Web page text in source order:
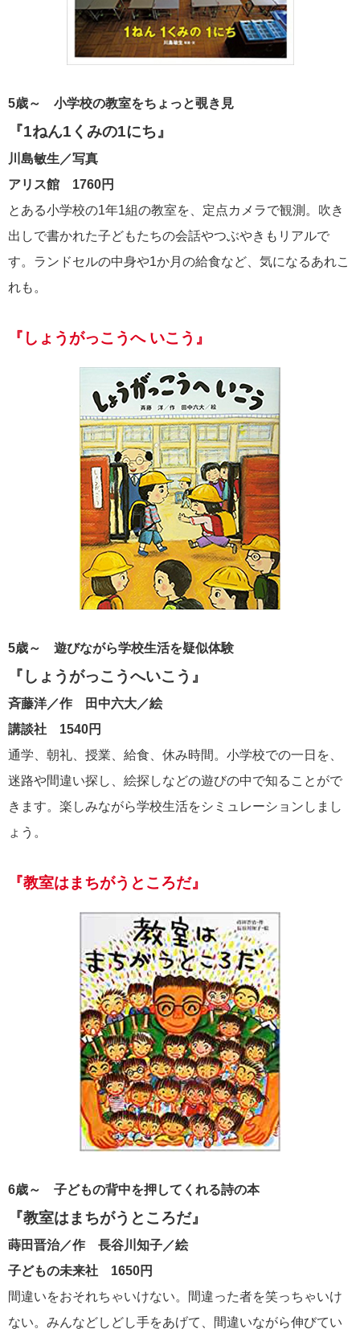
5歳～ 小学校の教室をちょっと覗き見
『1ねん1くみの1にち』
川島敏生／写真
アリス館 1760円
とある小学校の1年1組の教室を、定点カメラで観測。吹き
出しで書かれた子どもたちの会話やつぶやきもリアルで
す。ランドセルの中身や1か月の給食など、気になるあれこ
れも。
『しょうがっこうへ いこう』
5歳～ 遊びながら学校生活を疑似体験
『しょうがっこうへいこう』
斉藤洋／作 田中六大／絵
講談社 1540円
通学、朝礼、授業、給食、休み時間。小学校での一日を、
迷路や間違い探し、絵探しなどの遊びの中で知ることがで
きます。楽しみながら学校生活をシミュレーションしまし
ょう。
『教室はまちがうところだ』
6歳～ 子どもの背中を押してくれる詩の本
『教室はまちがうところだ』
蒔田晋治／作 長谷川知子／絵
子どもの未来社 1650円
間違いをおそれちゃいけない。間違った者を笑っちゃいけ
ない。みんなどしどし手をあげて、間違いながら伸びてい